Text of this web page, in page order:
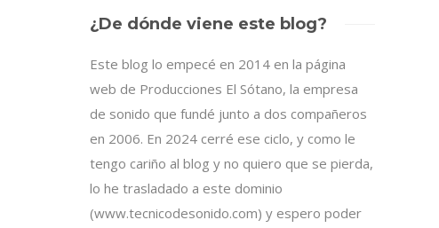
¿De dónde viene este blog?
Este blog lo empecé en 2014 en la página
web de Producciones El Sótano, la empresa
de sonido que fundé junto a dos compañeros
en 2006. En 2024 cerré ese ciclo, y como le
tengo cariño al blog y no quiero que se pierda,
lo he trasladado a este dominio
(www.tecnicodesonido.com) y espero poder